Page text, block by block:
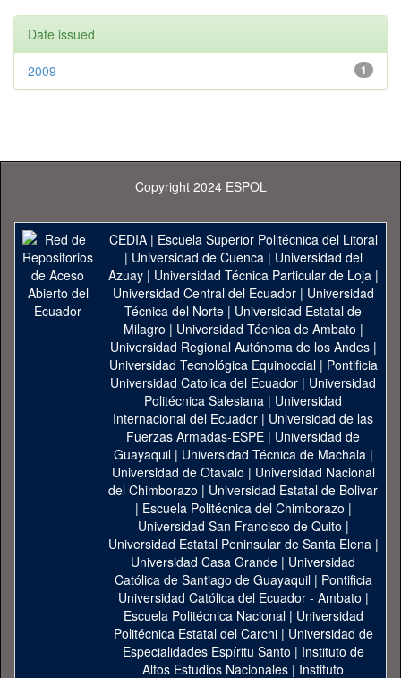
Date issued
1
2009
Copyright 2024 ESPOL
CEDIA| Escuela Superior Politécnica del Litoral
| Universidad de Cuenca| Universidad del
Azuay| Universidad Técnica Particular de Loja|
Universidad Central del Ecuador| Universidad
Técnica del Norte | Universidad Estatal de
Milagro | Universidad Técnica de Ambato |
Universidad Regional Autónoma de los Andes|
Universidad Tecnológica Equinoccial| Pontificia
Universidad Catolica del Ecuador | Universidad
Politécnica Salesiana | Universidad
Internacional del Ecuador | Universidad de las
Fuerzas Armadas-ESPE | Universidad de
Guayaquil| Universidad Técnica de Machala|
Universidad de Otavalo | Universidad Nacional
del Chimborazo | Universidad Estatal de Bolivar
| Escuela Politécnica del Chimborazo |
Universidad San Francisco de Quito |
Universidad Estatal Peninsular de Santa Elena|
Universidad Casa Grande | Universidad
Católica de Santiago de Guayaquil| Pontificia
Universidad Católica del Ecuador - Ambato |
Escuela Politécnica Nacional| Universidad
Politécnica Estatal del Carchi| Universidad de
Especialidades Espíritu Santo | Instituto de
Altos Estudios Nacionales | Instituto